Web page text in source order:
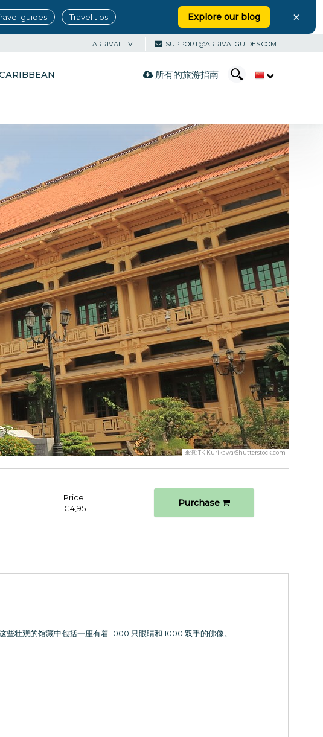
guides Travel tips Explore our blog ×
ARRIVAL TV SUPPORT@ARRIVALGUIDES.COM
所有的旅游指南
来源:TK Kurikawa/Shutterstock.com
Price
€4,95
Purchase
壮观的馆藏中包括一座有着 1000 只眼睛和 1000 双手的佛像。